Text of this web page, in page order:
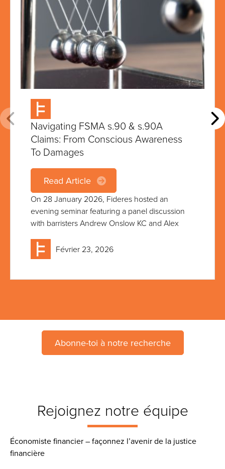
Navigating FSMA s.90 & s.90A
Claims: From Conscious Awareness
To Damages
Read Article
On 28 January 2026, Fideres hosted an
evening seminar featuring a panel discussion
with barristers Andrew Onslow KC and Alex
Février 23, 2026
Abonne-toi à notre recherche
Rejoignez notre équipe
Économiste financier – façonnez l’avenir de la justice
financière